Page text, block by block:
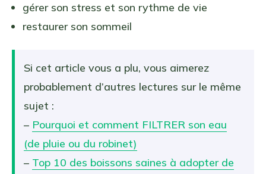
gérer son stress et son rythme de vie
restaurer son sommeil
Si cet article vous a plu, vous aimerez
probablement d’autres lectures sur le même
sujet :
– Pourquoi et comment FILTRER son eau
(de pluie ou du robinet)
– Top 10 des boissons saines à adopter de